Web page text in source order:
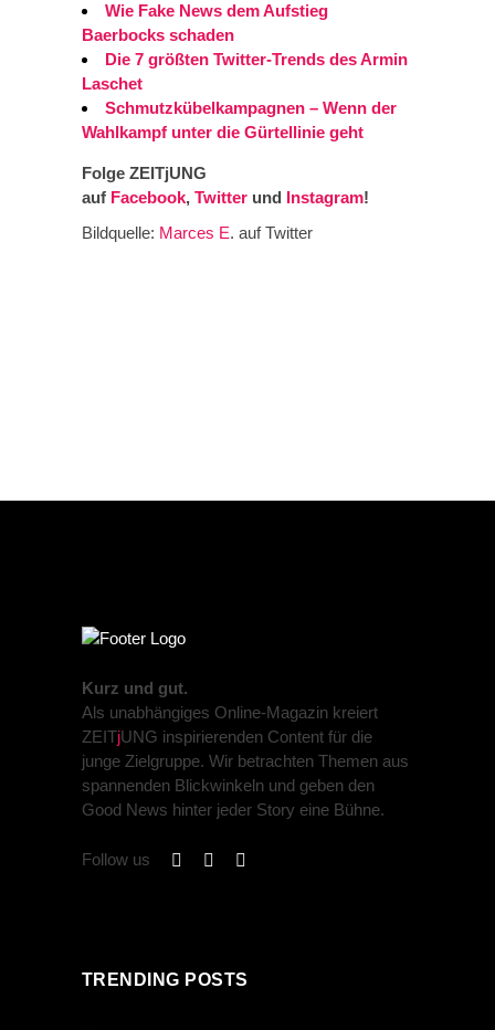
Wie Fake News dem Aufstieg
Baerbocks schaden
Die 7 größten Twitter-Trends des Armin
Laschet
Schmutzkübelkampagnen – Wenn der
Wahlkampf unter die Gürtellinie geht
Folge ZEITjUNG
auf Facebook, Twitter und Instagram!
Bildquelle: Marces E. auf Twitter
Kurz und gut.
Als unabhängiges Online-Magazin kreiert
ZEITjUNG inspirierenden Content für die
junge Zielgruppe. Wir betrachten Themen aus
spannenden Blickwinkeln und geben den
Good News hinter jeder Story eine Bühne.
Follow us
TRENDING POSTS